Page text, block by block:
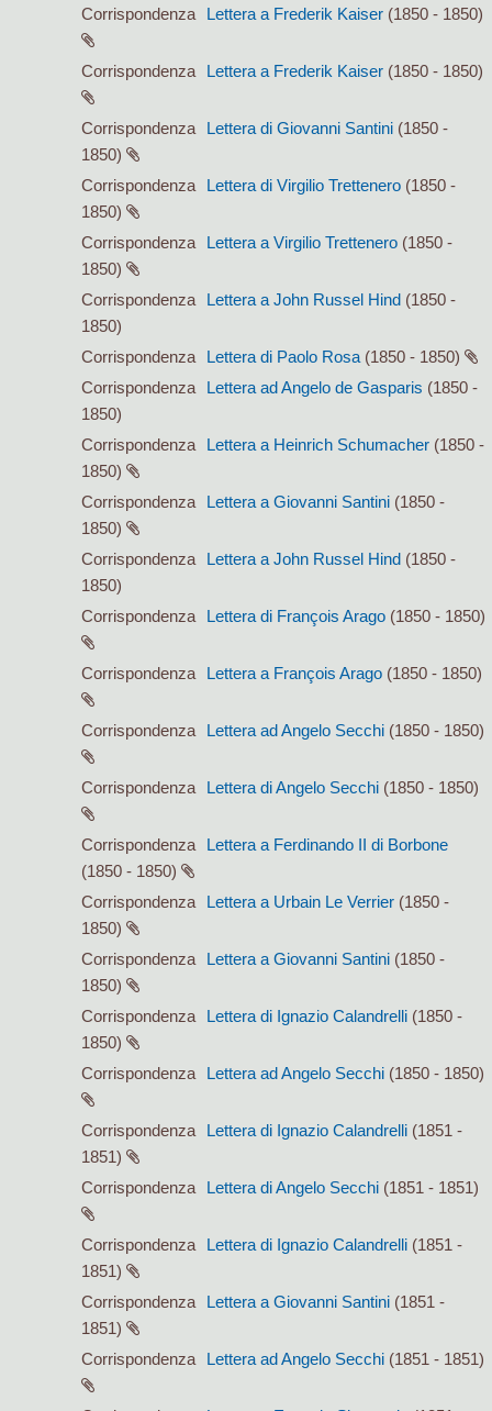
Corrispondenza Lettera a Frederik Kaiser (1850 - 1850)
Corrispondenza Lettera a Frederik Kaiser (1850 - 1850)
Corrispondenza Lettera di Giovanni Santini (1850 -
1850)
Corrispondenza
Lettera di Virgilio Trettenero (1850 -
1850)
Corrispondenza
Lettera a Virgilio Trettenero (1850 -
1850)
Corrispondenza
Lettera a John Russel Hind (1850 -
1850)
Corrispondenza
Lettera di Paolo Rosa (1850 - 1850)
Corrispondenza
Lettera ad Angelo de Gasparis (1850 -
1850)
Corrispondenza
Lettera a Heinrich Schumacher (1850 -
1850)
Corrispondenza
Lettera a Giovanni Santini (1850 -
1850)
Corrispondenza
Lettera a John Russel Hind (1850 -
1850)
Corrispondenza
Lettera di François Arago (1850 - 1850)
Corrispondenza Lettera a François Arago (1850 - 1850)
Corrispondenza Lettera ad Angelo Secchi (1850 - 1850)
Corrispondenza Lettera di Angelo Secchi (1850 - 1850)
Corrispondenza
Lettera a Ferdinando II di Borbone
(1850 - 1850)
Corrispondenza
Lettera a Urbain Le Verrier (1850 -
1850)
Corrispondenza
Lettera a Giovanni Santini (1850 -
1850)
Corrispondenza
Lettera di Ignazio Calandrelli (1850 -
1850)
Corrispondenza
Lettera ad Angelo Secchi (1850 - 1850)
Corrispondenza Lettera di Ignazio Calandrelli (1851 -
1851)
Corrispondenza
Lettera di Angelo Secchi (1851 - 1851)
Corrispondenza Lettera di Ignazio Calandrelli (1851 -
1851)
Corrispondenza
Lettera a Giovanni Santini (1851 -
1851)
Corrispondenza
Lettera ad Angelo Secchi (1851 - 1851)